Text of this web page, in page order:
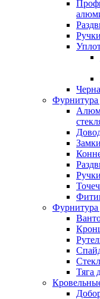
Фурнитура
Фурнитура
Тяга